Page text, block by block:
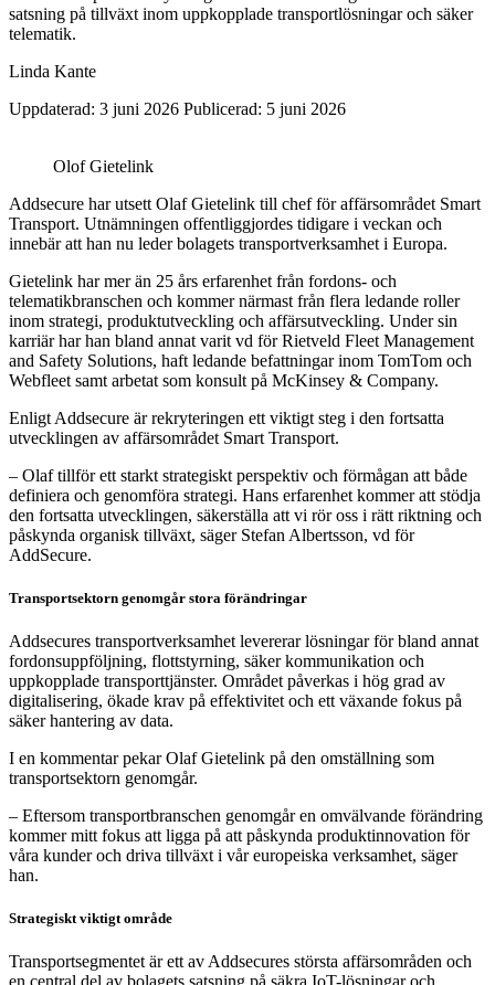
satsning på tillväxt inom uppkopplade transportlösningar och säker
telematik.
Linda Kante
Uppdaterad: 3 juni 2026 Publicerad: 5 juni 2026
Olof Gietelink
Addsecure har utsett Olaf Gietelink till chef för affärsområdet Smart
Transport. Utnämningen offentliggjordes tidigare i veckan och
innebär att han nu leder bolagets transportverksamhet i Europa.
Gietelink har mer än 25 års erfarenhet från fordons- och
telematikbranschen och kommer närmast från flera ledande roller
inom strategi, produktutveckling och affärsutveckling. Under sin
karriär har han bland annat varit vd för Rietveld Fleet Management
and Safety Solutions, haft ledande befattningar inom TomTom och
Webfleet samt arbetat som konsult på McKinsey & Company.
Enligt Addsecure är rekryteringen ett viktigt steg i den fortsatta
utvecklingen av affärsområdet Smart Transport.
– Olaf tillför ett starkt strategiskt perspektiv och förmågan att både
definiera och genomföra strategi. Hans erfarenhet kommer att stödja
den fortsatta utvecklingen, säkerställa att vi rör oss i rätt riktning och
påskynda organisk tillväxt, säger Stefan Albertsson, vd för
AddSecure.
Transportsektorn genomgår stora förändringar
Addsecures transportverksamhet levererar lösningar för bland annat
fordonsuppföljning, flottstyrning, säker kommunikation och
uppkopplade transporttjänster. Området påverkas i hög grad av
digitalisering, ökade krav på effektivitet och ett växande fokus på
säker hantering av data.
I en kommentar pekar Olaf Gietelink på den omställning som
transportsektorn genomgår.
– Eftersom transportbranschen genomgår en omvälvande förändring
kommer mitt fokus att ligga på att påskynda produktinnovation för
våra kunder och driva tillväxt i vår europeiska verksamhet, säger
han.
Strategiskt viktigt område
Transportsegmentet är ett av Addsecures största affärsområden och